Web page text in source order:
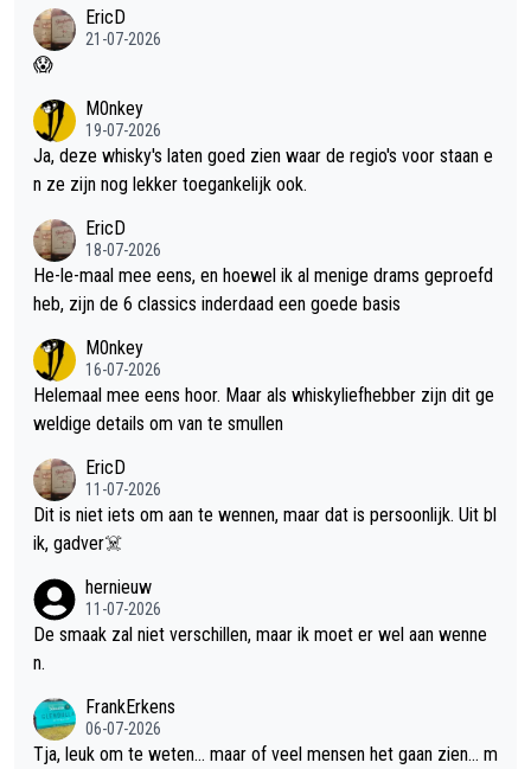
EricD
21-07-2026
😱
M0nkey
19-07-2026
Ja, deze whisky's laten goed zien waar de regio's voor staan e
n ze zijn nog lekker toegankelijk ook.
EricD
18-07-2026
He-le-maal mee eens, en hoewel ik al menige drams geproefd
heb, zijn de 6 classics inderdaad een goede basis
M0nkey
16-07-2026
Helemaal mee eens hoor. Maar als whiskyliefhebber zijn dit ge
weldige details om van te smullen
EricD
11-07-2026
Dit is niet iets om aan te wennen, maar dat is persoonlijk. Uit bl
ik, gadver☠️
hernieuw
11-07-2026
De smaak zal niet verschillen, maar ik moet er wel aan wenne
n.
FrankErkens
06-07-2026
Tja, leuk om te weten... maar of veel mensen het gaan zien... m